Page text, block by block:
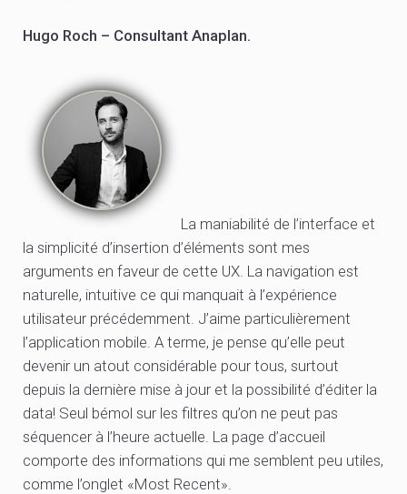
Hugo Roch – Consultant Anaplan.
La maniabilité de l’interface et
la simplicité d’insertion d’éléments sont mes
arguments en faveur de cette UX. La navigation est
naturelle, intuitive ce qui manquait à l’expérience
utilisateur précédemment. J’aime particulièrement
l’application mobile. A terme, je pense qu’elle peut
devenir un atout considérable pour tous, surtout
depuis la dernière mise à jour et la possibilité d’éditer la
data! Seul bémol sur les filtres qu’on ne peut pas
séquencer à l’heure actuelle. La page d’accueil
comporte des informations qui me semblent peu utiles,
comme l’onglet «Most Recent».